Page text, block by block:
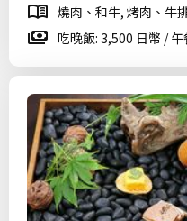
燒肉、和牛, 烤肉、牛
吃晚飯: 3,500 日幣 /